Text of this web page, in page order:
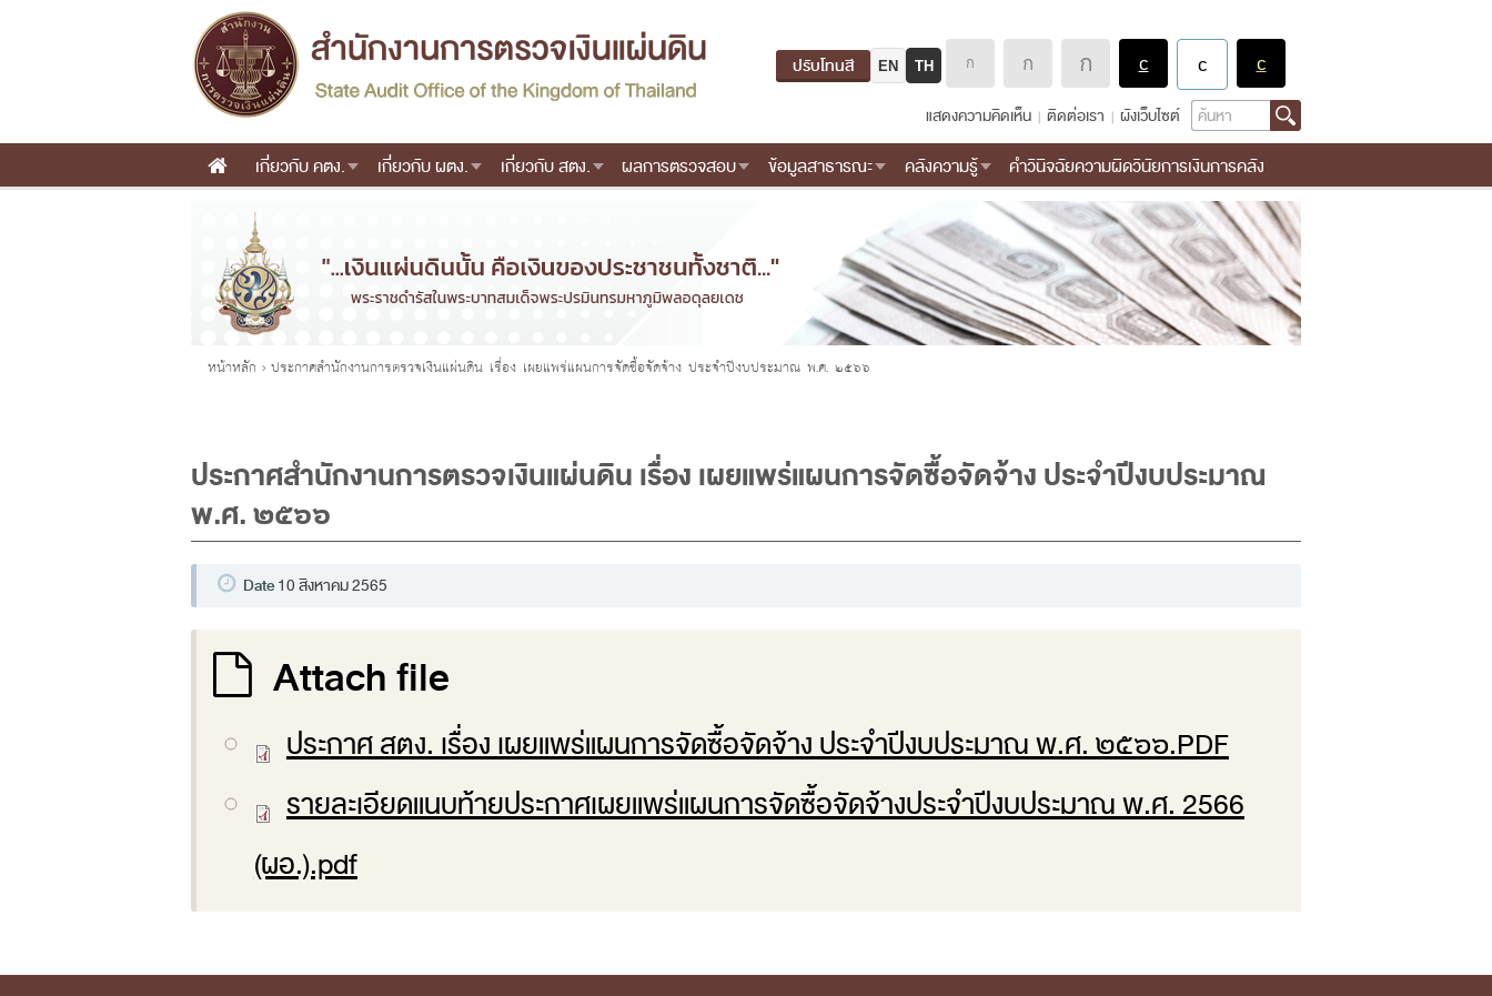
ปรับโทนสี EN TH
Search
แสดงความคิดเห็น ติดต่อเรา ผังเว็บไซต์
Main menu
เกี่ยวกับ คตง. เกี่ยวกับ ผตง. เกี่ยวกับ สตง. ผลการตรวจสอบ ข้อมูลสาธารณะ คลังความรู้ คำวินิจฉัยความผิดวินัยการเงินการคลัง
คุณอยู่ที่
หน้าหลัก › ประกาศสำนักงานการตรวจเงินแผ่นดิน เรื่อง เผยแพร่แผนการจัดซื้อจัดจ้าง ประจำปีงบประมาณ พ.ศ. ๒๕๖๖
ประกาศสำนักงานการตรวจเงินแผ่นดิน เรื่อง เผยแพร่แผนการจัดซื้อจัดจ้าง ประจำปีงบประมาณ
พ.ศ. ๒๕๖๖
Date10 สิงหาคม 2565
Attach file
ประกาศ สตง. เรื่อง เผยแพร่แผนการจัดซื้อจัดจ้าง ประจำปีงบประมาณ พ.ศ. ๒๕๖๖.PDF
รายละเอียดแนบท้ายประกาศเผยแพร่แผนการจัดซื้อจัดจ้างประจำปีงบประมาณ พ.ศ. 2566
(ผอ.).pdf